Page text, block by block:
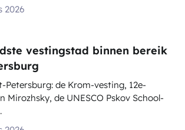
2026
vestingstad binnen bereik
Petersburg: de Krom-vesting, 12e-
Mirozhsky, de UNESCO Pskov School-